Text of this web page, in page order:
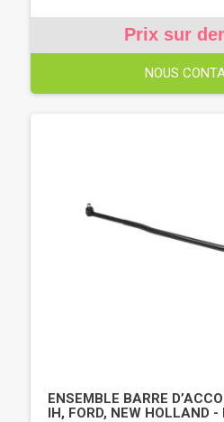
Prix sur
NOUS
ENSEMBLE BARRE
IH, FORD, NEW HOLLAND